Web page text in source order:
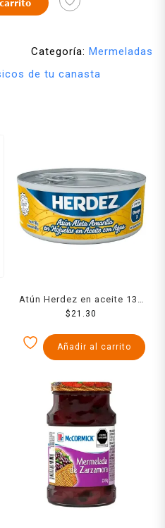
Categoría: Mermeladas
de tu canasta
Atún Herdez en aceite 130
g
$ 21.30
Añadir al carrito